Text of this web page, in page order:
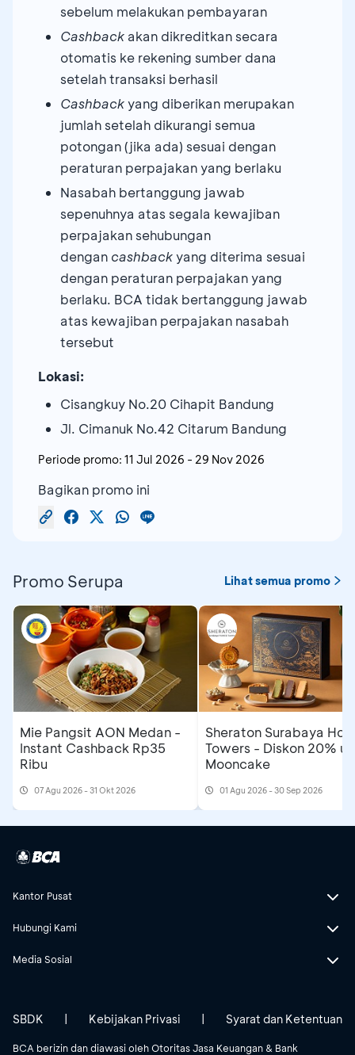
sebelum melakukan pembayaran
Cashback akan dikreditkan secara
otomatis ke rekening sumber dana
setelah transaksi berhasil
Cashbackyang diberikan merupakan
jumlah setelah dikurangi semua
potongan (jika ada) sesuai dengan
peraturan perpajakan yang berlaku
Nasabah bertanggung jawab
sepenuhnya atas segala kewajiban
perpajakan sehubungan
dengan cashbackyang diterima sesuai
dengan peraturan perpajakan yang
berlaku. BCA tidak bertanggung jawab
atas kewajiban perpajakan nasabah
tersebut
Lokasi:
Cisangkuy No.20 Cihapit Bandung
Jl. Cimanuk No.42 Citarum Bandung
Periode promo: 11 Jul 2026 - 29 Nov 2026
Bagikan promo ini
Promo Serupa Lihat semua promo
Mie Pangsit AON Medan -
Instant Cashback Rp35
Ribu
07 Agu 2026 - 31 Okt 2026
Sheraton Surabaya
Towers - Diskon 20%
Mooncake
01 Agu 2026 - 30 Sep 2026
Kantor Pusat
Hubungi Kami
Media Sosial
BCA berizin dan diawasi oleh Otoritas Jasa Keuangan & Bank
SBDK | Kebijakan Privasi | Syarat dan Ketentuan